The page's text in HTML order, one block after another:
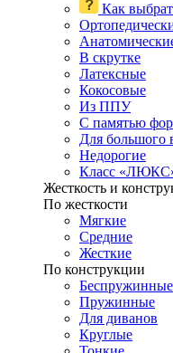
Как
В скрутке
Латексные
Кокосовые
Из ППУ
С памятью
Для большого
Недорогие
Класс
Жесткость и
По жесткости
Мягкие
Средние
Жесткие
По конструкции
Беспружинные
Пружинные
Для диванов
Круглые